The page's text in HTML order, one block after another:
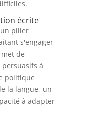
écrite
pilier
s'engager
de
à
politique
la langue, un
à adapter